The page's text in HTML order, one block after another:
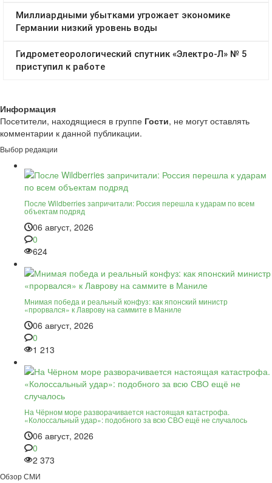
Информация
Посетители, находящиеся в группе Гости, не могут оставлять
комментарии к данной публикации.
Выбор редакции
После Wildberries запричитали: Россия перешла к ударам по всем
объектам подряд
06 август, 2026
0
624
Мнимая победа и реальный конфуз: как японский министр
«прорвался» к Лаврову на саммите в Маниле
06 август, 2026
0
1 213
На Чёрном море разворачивается настоящая катастрофа.
«Колоссальный удар»: подобного за всю СВО ещё не случалось
06 август, 2026
0
2 373
Обзор СМИ